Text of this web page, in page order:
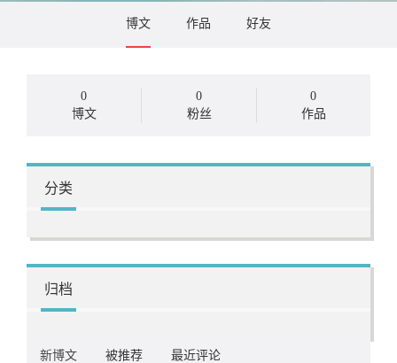
博文 作品 好友
0
博文
0
粉丝
0
作品
分类
归档
新博文 被推荐 最近评论